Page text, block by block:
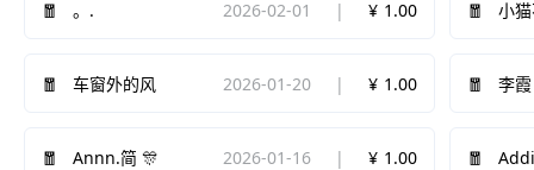
。. 2026-02-01 1.00 小
车窗外的风 2026-01-20 1.00 李霞
Annn.简 🎊 2026-01-16 1.00